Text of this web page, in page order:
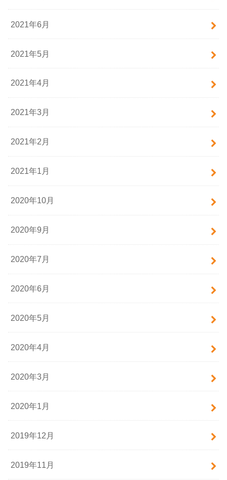
2021年6月
2021年5月
2021年4月
2021年3月
2021年2月
2021年1月
2020年10月
2020年9月
2020年7月
2020年6月
2020年5月
2020年4月
2020年3月
2020年1月
2019年12月
2019年11月